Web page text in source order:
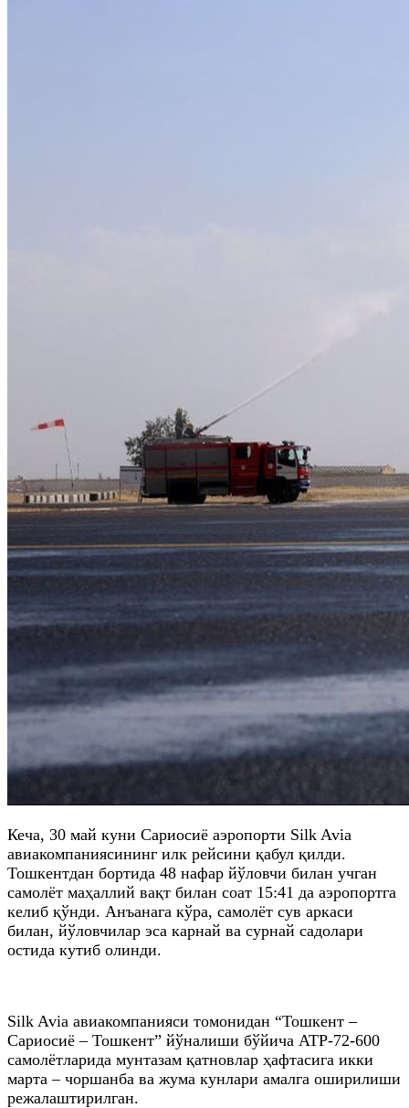
Кеча, 30 май куни Сариосиё аэропорти Silk Avia
авиакомпаниясининг илк рейсини қабул қилди.
Тошкентдан бортида 48 нафар йўловчи билан учган
самолёт маҳаллий вақт билан соат 15:41 да аэропортга
келиб қўнди. Анъанага кўра, самолёт сув аркаси
билан, йўловчилар эса карнай ва сурнай садолари
остида кутиб олинди.
Silk Avia авиакомпанияси томонидан “Тошкент – ​​
Сариосиё – Тошкент” йўналиши бўйича АТР-72-600
самолётларида мунтазам қатновлар ҳафтасига икки
марта – чоршанба ва жума кунлари амалга оширилиши
режалаштирилган.